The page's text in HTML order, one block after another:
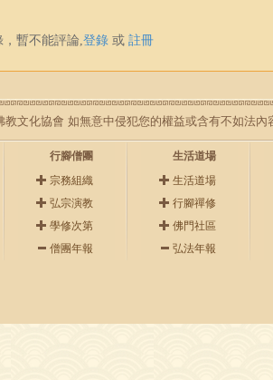
暫不能評論,登錄 或 註冊
文化協會 如無意中侵犯您的權益或含有不如法內
行腳僧團
宗務組織
弘宗演教
學修次第
僧團年報
生活道場
生活道場
行腳禪修
佛門社區
弘法年報